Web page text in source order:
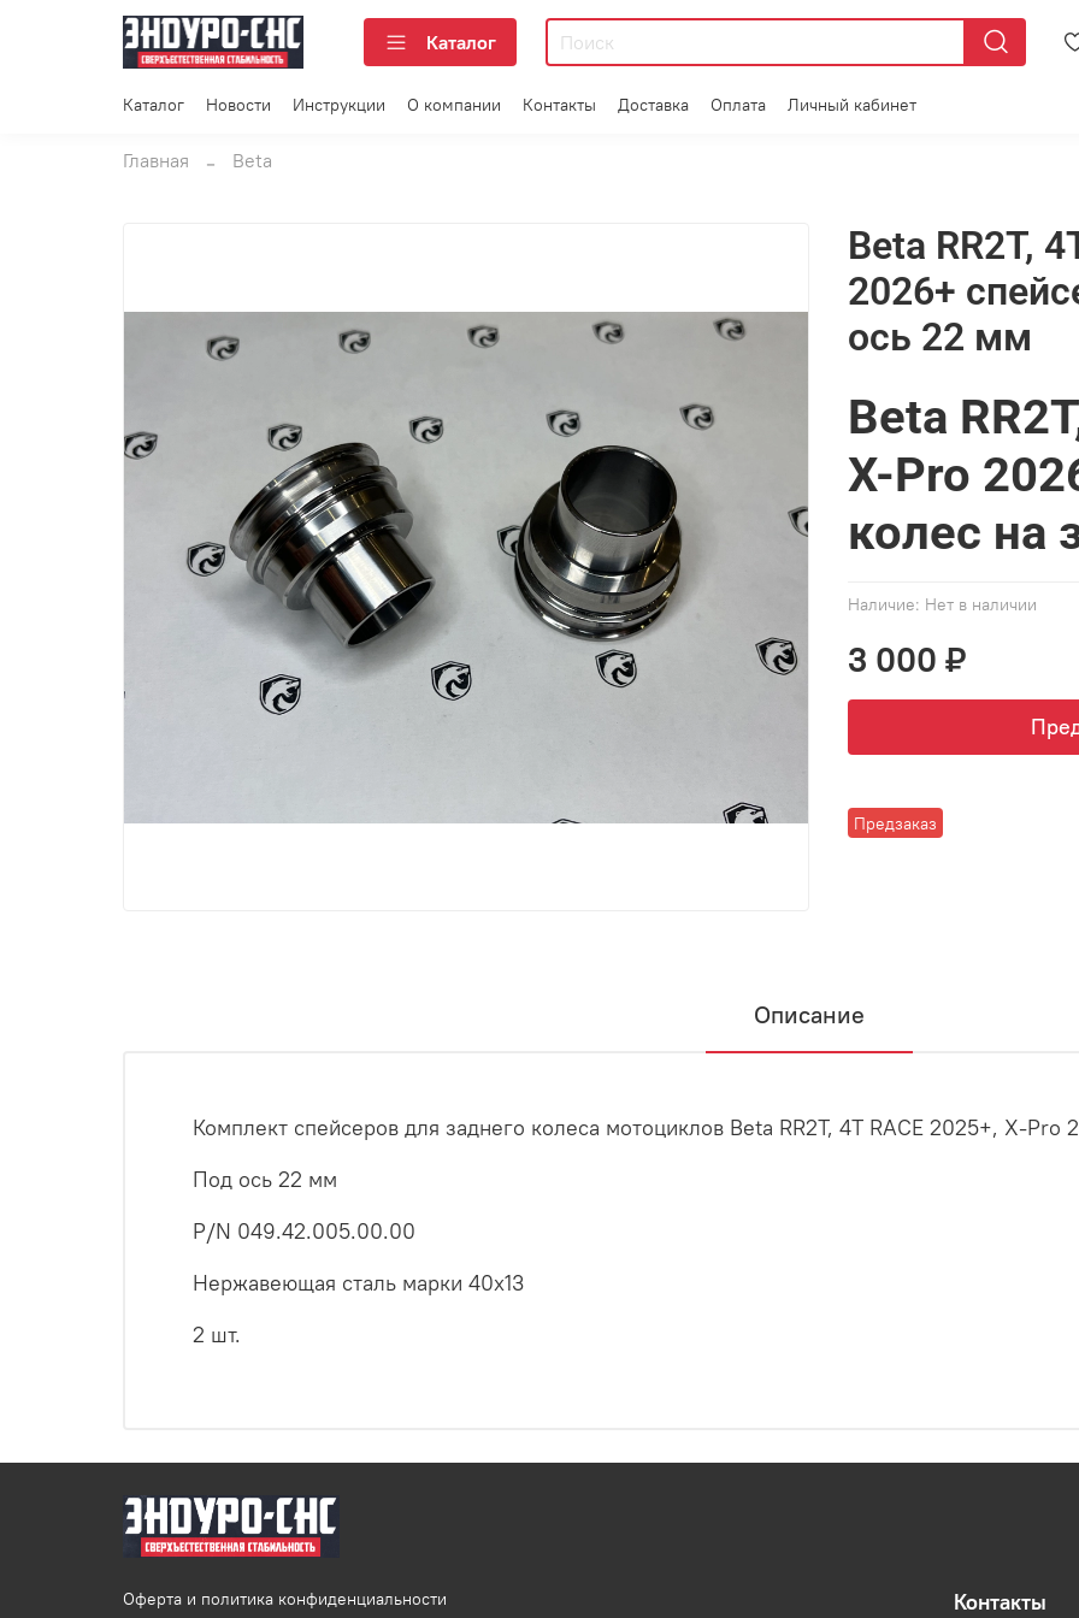
Каталог
Каталог Новости Инструкции О компании Контакты Доставка Оплата Личный кабинет
Главная Beta
Наличие: Нет в наличии
Предзаказ
Beta RR2T,
2026+
ось 22 мм
3 000 ₽
Beta
X-Pro
колес на
Описание
Комплект спейсеров для заднего колеса мотоциклов Beta RR2T, 4T RACE 2025+, X-Pro
Под ось 22 мм
P/N 049.42.005.00.00
Нержавеющая сталь марки 40х13
2 шт.
Оферта и политика конфиденциальности Контакты